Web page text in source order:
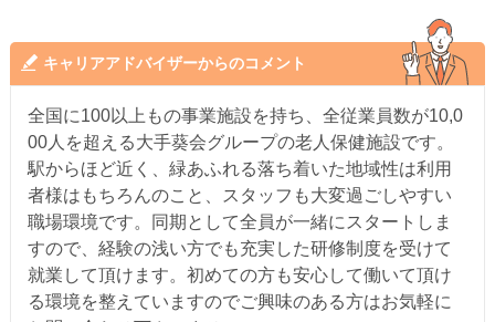
キャリアアドバイザーからのコメント
全国に100以上もの事業施設を持ち、全従業員数が10,0
00人を超える大手葵会グループの老人保健施設です。
駅からほど近く、緑あふれる落ち着いた地域性は利用
者様はもちろんのこと、スタッフも大変過ごしやすい
職場環境です。同期として全員が一緒にスタートしま
すので、経験の浅い方でも充実した研修制度を受けて
就業して頂けます。初めての方も安心して働いて頂け
る環境を整えていますのでご興味のある方はお気軽に